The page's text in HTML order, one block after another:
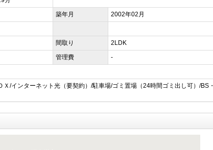
築年月
2002年02月
間取り
2LDK
管理費
-
/インターネット光（要契約）/駐車場/ゴミ置場（24時間ゴミ出し可）/BS・